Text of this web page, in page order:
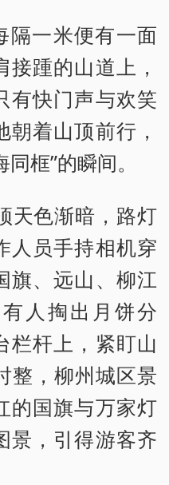
隔一米便有一面
踵的山道上，
有快门声与欢笑
着山顶前行，
框”的瞬间。
天色渐暗，路灯
人员手持相机穿
旗、远山、柳江
人掏出月饼分
栏杆上，紧盯山
整，柳州城区景
的国旗与万家灯
景，引得游客齐